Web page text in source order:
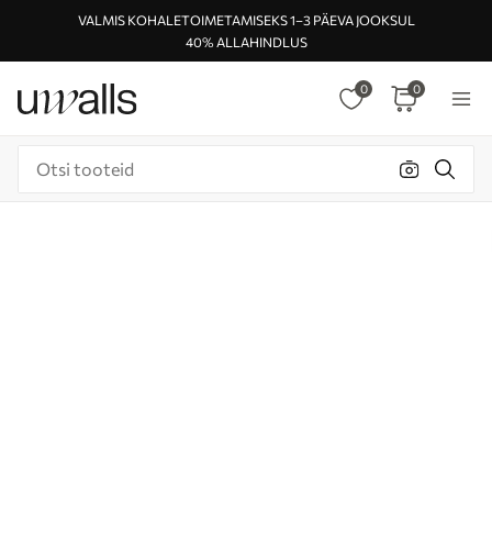
VALMIS KOHALETOIMETAMISEKS 1–3 PÄEVA JOOKSUL
40% ALLAHINDLUS
0 0